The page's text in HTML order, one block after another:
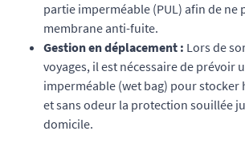
partie imperméable (PUL) afin de ne
membrane anti-fuite.
Gestion en déplacement : Lors de
voyages, il est nécessaire de prévoir
imperméable (wet bag) pour
et sans odeur la protection souillée
domicile.